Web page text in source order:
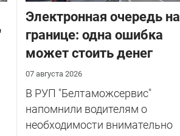
Электронная очередь на
границе: одна ошибка
может стоить денег
07 августа 2026
В РУП "Белтаможсервис"
напомнили водителям о
необходимости внимательно